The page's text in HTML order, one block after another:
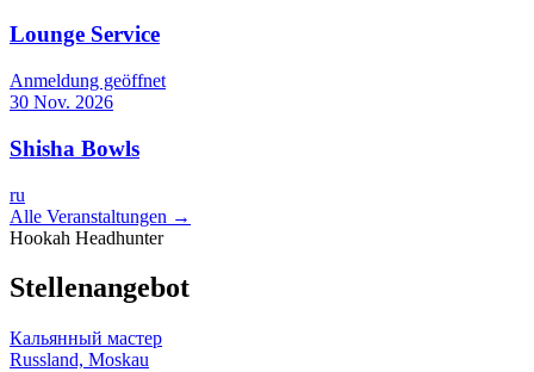
Lounge Service
Anmeldung geöffnet
30 Nov. 2026
Shisha Bowls
ru
Alle Veranstaltungen →
Hookah Headhunter
Stellenangebot
Кальянный мастер
Russland, Moskau